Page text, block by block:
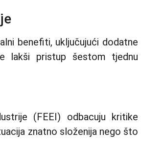
benefiti, uključujući dodatne
lakši pristup šestom tjednu
(FEEI) odbacuju kritike
znatno složenija nego što